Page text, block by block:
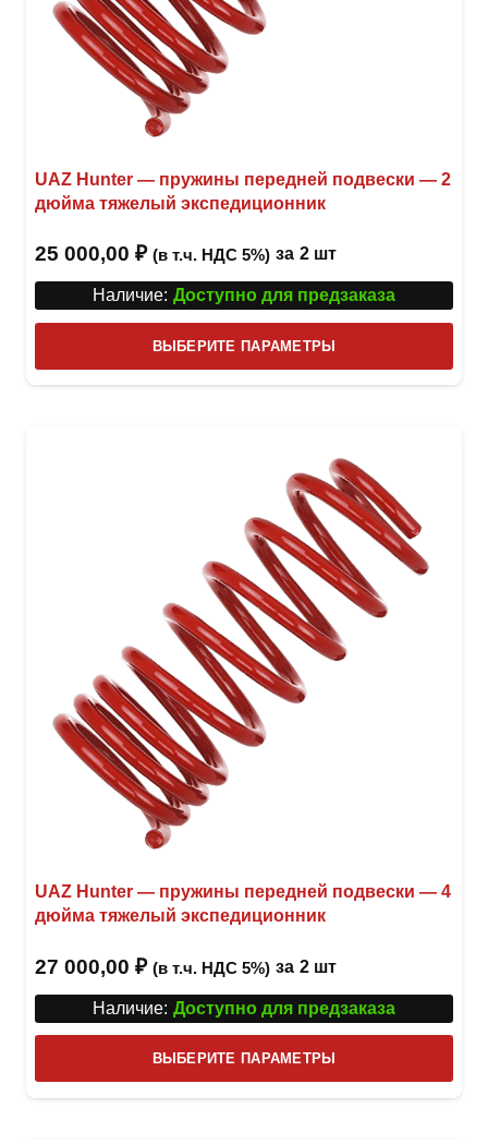
UAZ Hunter — пружины передней подвески — 2
дюйма тяжелый экспедиционник
25 000,00 ₽ (в т.ч. НДС 5%) за 2 шт
Наличие: Доступно для предзаказа
ВЫБЕРИТЕ ПАРАМЕТРЫ
товар
UAZ Hunter — пружины передней подвески — 4
дюйма тяжелый экспедиционник
27 000,00 ₽ (в т.ч. НДС 5%) за 2 шт
Наличие: Доступно для предзаказа
ВЫБЕРИТЕ ПАРАМЕТРЫ
товар